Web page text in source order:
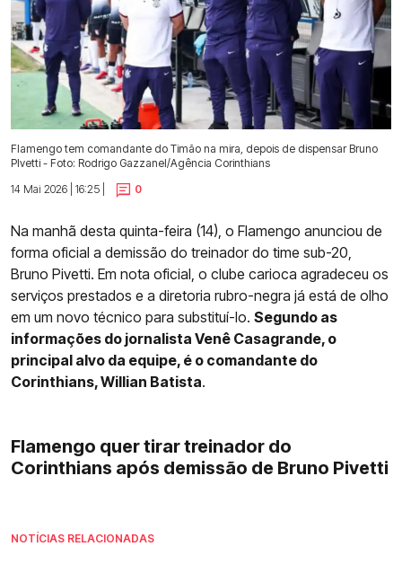
Flamengo tem comandante do Timão na mira, depois de dispensar Bruno
PIvetti - Foto: Rodrigo Gazzanel/Agência Corinthians
14 Mai 2026 | 16:25 |
0
Na manhã desta quinta-feira (14), o Flamengo anunciou de
forma oficial a demissão do treinador do time sub-20,
Bruno Pivetti. Em nota oficial, o clube carioca agradeceu os
serviços prestados e a diretoria rubro-negra já está de olho
em um novo técnico para substituí-lo. Segundo as
informações do jornalista Venê Casagrande, o
principal alvo da equipe, é o comandante do
Corinthians, Willian Batista.
Flamengo quer tirar treinador do
Corinthians após demissão de Bruno Pivetti
NOTÍCIAS RELACIONADAS